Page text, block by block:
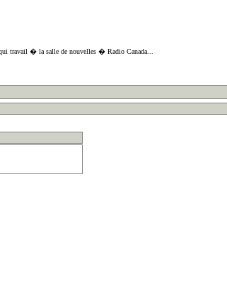
travail � la salle de nouvelles � Radio Canada...